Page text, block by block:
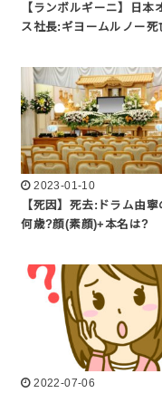
【ランボルギーニ】日本
ス社長:ギヨームルノー死
2023-01-10
【死因】死去:ドラム由寧
何歳?顔(素顔)+本名は?
2022-07-06